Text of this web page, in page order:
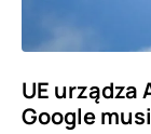
UE urządza
Google